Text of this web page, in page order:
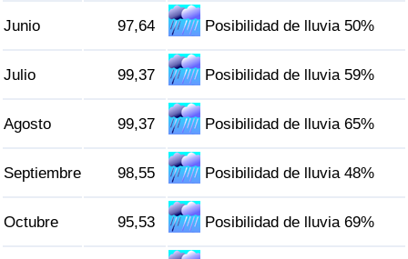
Junio 97,64 Posibilidad de lluvia 50%
Julio 99,37 Posibilidad de lluvia 59%
Agosto 99,37 Posibilidad de lluvia 65%
Septiembre 98,55 Posibilidad de lluvia 48%
Octubre 95,53 Posibilidad de lluvia 69%
Índice de Tráfico (Actual)
Índice de Tráfico por País